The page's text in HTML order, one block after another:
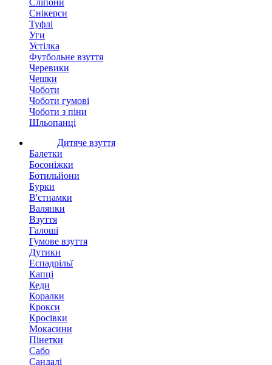
Сліпони
Снікерси
Туфлі
Уги
Устілка
Футбольне взуття
Черевики
Чешки
Чоботи
Чоботи гумові
Чоботи з піни
Шльопанці
Дитяче взуття
Балетки
Босоніжки
Ботильйони
Бурки
В'єтнамки
Валянки
Взуття
Галоші
Гумове взуття
Дутики
Еспадрільї
Капці
Кеди
Коралки
Крокси
Кросівки
Мокасини
Пінетки
Сабо
Сандалі